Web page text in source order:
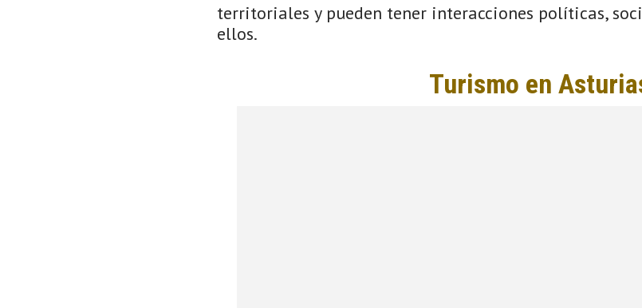
territoriales y pueden tener interacciones políticas,
ellos.